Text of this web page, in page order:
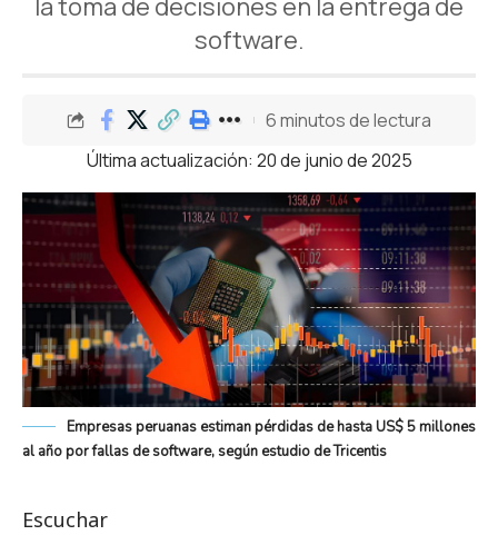
la toma de decisiones en la entrega de
software.
Última actualización: 20 de junio de 2025
6 minutos de lectura
Empresas peruanas estiman pérdidas de hasta US$ 5 millones
al año por fallas de software, según estudio de Tricentis
Escuchar